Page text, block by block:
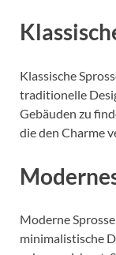
Klassische
traditionelle
Gebäuden zu
die den Charme
Moderne
minimalistische